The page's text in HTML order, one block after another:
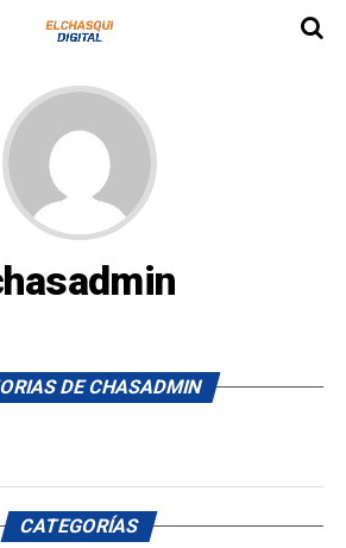
DE CHASADMIN
CATEGORÍAS